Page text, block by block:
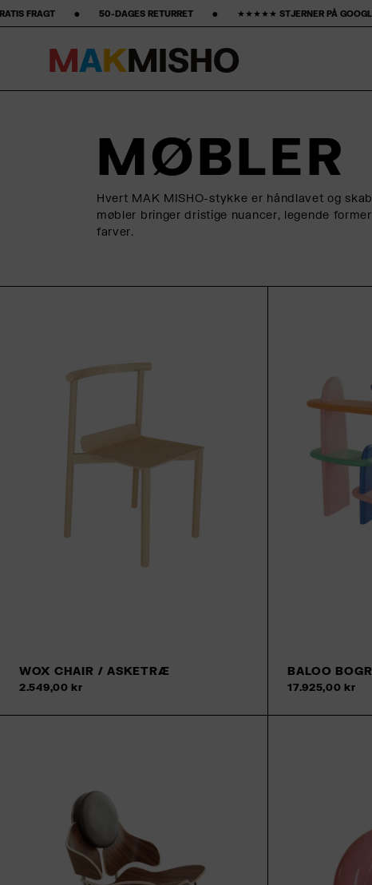
RETURRET ‎ ‎ ‎ ‎ ‎ ‎ ‎ •‎ ‎ ‎ ‎ ‎ ‎ ‎ ‎ ★★★★★ STJERNER PÅ GOOGLE ‎ ‎ ‎ ‎ ‎ ‎ ‎ •‎ ‎ ‎ ‎ ‎ ‎ ‎ ‎15%
MAKMISHO
MØBLER
Hvert MAK MISHO-stykke er håndlavet og
møbler bringer dristige nuancer, legende
farver.
WOX CHAIR / ASKETRÆ
2.549,00 kr Tilføj til kurv
BALOO
17.925,00 kr